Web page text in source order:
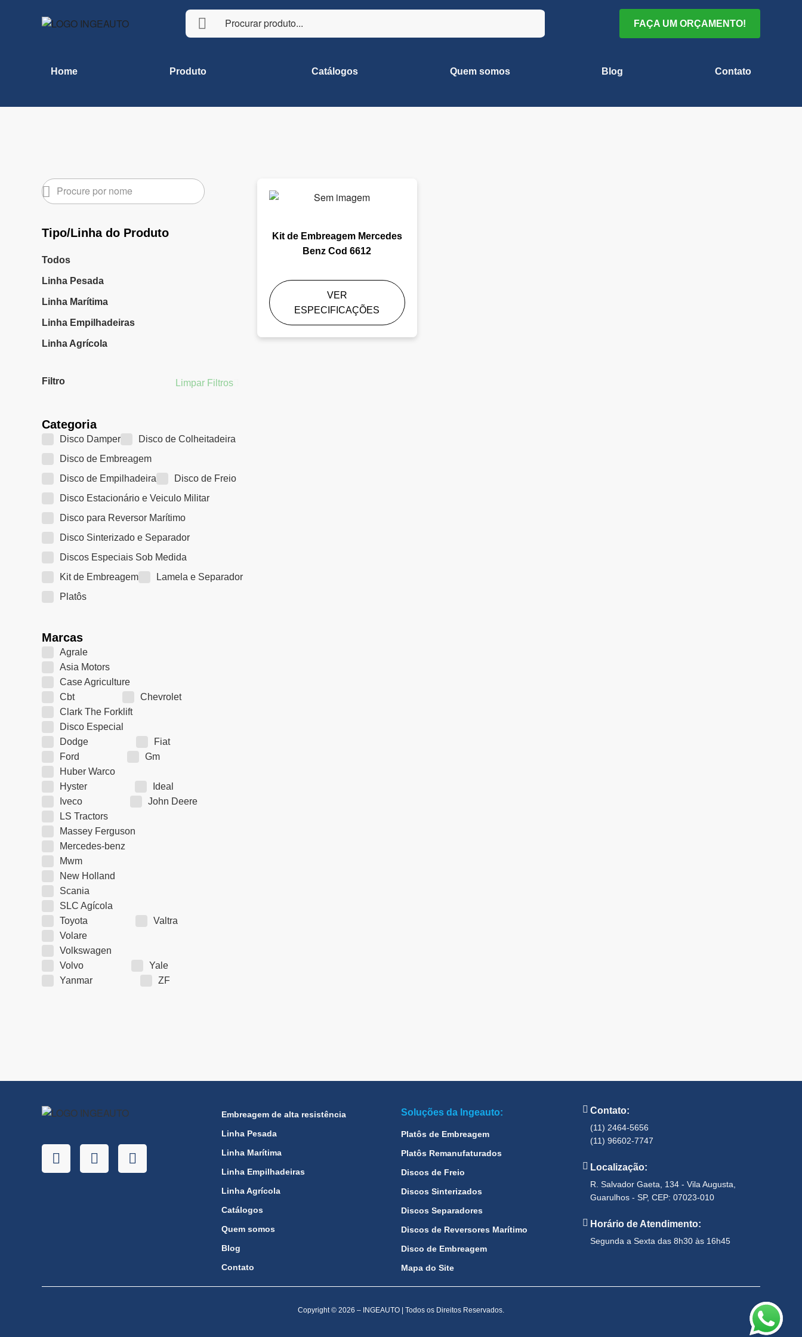
FAÇA UM ORÇAMENTO!
Home Produto Catálogos Quem somos Blog Contato
Tipo/Linha do Produto
Todos
Linha Pesada
Linha Marítima
Linha Empilhadeiras
Linha Agrícola
Filtro Limpar Filtros
Categoria
Disco Damper
Disco de Colheitadeira
Disco de Embreagem
Disco de Empilhadeira
Disco de Freio
Disco Estacionário e Veiculo Militar
Disco para Reversor Marítimo
Disco Sinterizado e Separador
Discos Especiais Sob Medida
Kit de Embreagem
Lamela e Separador
Platôs
Marcas
Agrale
Asia Motors
Case Agriculture
Cbt
Chevrolet
Clark The Forklift
Disco Especial
Dodge
Fiat
Ford
Gm
Huber Warco
Hyster
Ideal
Iveco
John Deere
LS Tractors
Massey Ferguson
Mercedes-benz
Mwm
New Holland
Scania
SLC Agícola
Toyota
Valtra
Volare
Volkswagen
Volvo
Yale
Yanmar
ZF
Kit de Embreagem Mercedes
Benz Cod 6612
VER
ESPECIFICAÇÕES
Embreagem de alta resistência
Linha Pesada
Linha Marítima
Linha Empilhadeiras
Linha Agrícola
Catálogos
Quem somos
Blog
Contato
Soluções da Ingeauto:
Platôs de Embreagem
Platôs Remanufaturados
Discos de Freio
Discos Sinterizados
Discos Separadores
Discos de Reversores Marítimo
Disco de Embreagem
Mapa do Site
Contato:
(11) 2464-5656
(11) 96602-7747
Localização:
R. Salvador Gaeta, 134 - Vila Augusta,
Guarulhos - SP, CEP: 07023-010
Horário de Atendimento:
Segunda a Sexta das 8h30 às 16h45
Copyright © 2026 – INGEAUTO | Todos os Direitos Reservados.